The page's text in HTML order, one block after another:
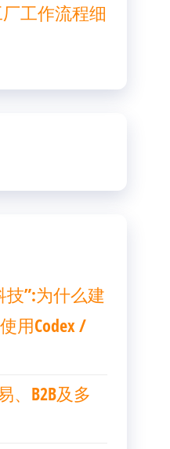
工作流程细
技”:为什么建
用Codex /
、B2B及多